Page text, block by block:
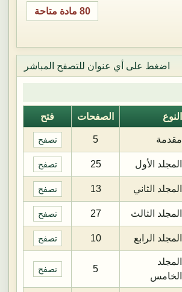
80 مادة متاحة
اضغط على أي عنوان للتصفح المباشر
النوع الصفحات فتح
مقدمة 5 تصفح
المجلد الأول 25 تصفح
المجلد الثاني 13 تصفح
المجلد الثالث 27 تصفح
المجلد الرابع 10 تصفح
المجلد
الخامس
5 تصفح